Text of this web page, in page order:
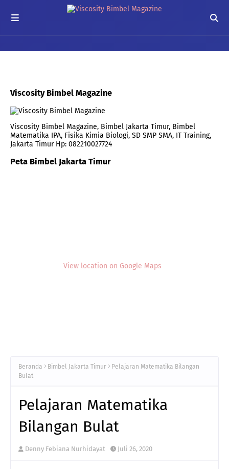
Viscosity Bimbel Magazine
Viscosity Bimbel Magazine, Bimbel Jakarta Timur, Bimbel
Matematika IPA, Fisika Kimia Biologi, SD SMP SMA, IT Training,
Jakarta Timur Hp: 082210027724
Peta Bimbel Jakarta Timur
View location on Google Maps
Beranda Bimbel Jakarta Timur
Pelajaran Matematika Bilangan
Bulat
Pelajaran Matematika
Bilangan Bulat
Denny Febiana Nurhidayat Juli 26, 2020